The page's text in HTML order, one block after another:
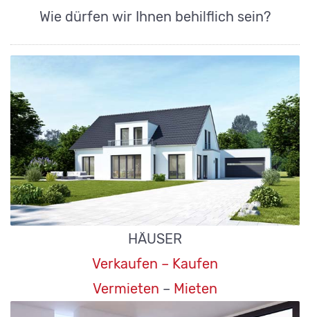
Wie dürfen wir Ihnen behilflich sein?
HÄUSER
Verkaufen – Kaufen
Vermieten – Mieten